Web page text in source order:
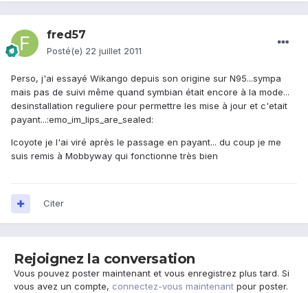
fred57
Posté(e) 22 juillet 2011
Perso, j'ai essayé Wikango depuis son origine sur N95...sympa
mais pas de suivi même quand symbian était encore à la mode...
desinstallation reguliere pour permettre les mise à jour et c'etait
payant...:emo_im_lips_are_sealed:
Icoyote je l'ai viré après le passage en payant... du coup je me
suis remis à Mobbyway qui fonctionne très bien
Citer
Rejoignez la conversation
Vous pouvez poster maintenant et vous enregistrez plus tard. Si
vous avez un compte, connectez-vous maintenant pour poster.